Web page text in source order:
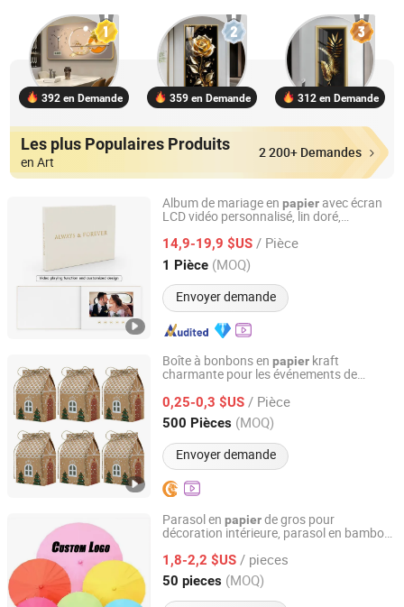
392 en Demande 359 en Demande 312 en Demande
Les plus Populaires Produits
en Art
2 200+ Demandes
Album de mariage en papier avec écran
LCD vidéo personnalisé, lin doré,
14,9-19,9 $US / Pièce
1 Pièce (MOQ)
Envoyer demande
Shenzhen Masrui Technology Co., Ltd.
Guangdong, China Depuis 2014
Boîte à bonbons en papier kraft
charmante pour les événements de
0,25-0,3 $US / Pièce
500 Pièces (MOQ)
Envoyer demande
Yiwu Renrui E-commerce Business
Zhejiang, China Depuis 2025
Parasol en papierde gros pour
décoration intérieure, parasol en bambou
1,8-2,2 $US / pieces
50 pieces (MOQ)
Changsha Qingyulan Homeware Co., Ltd.
Hunan, China Depuis 2022